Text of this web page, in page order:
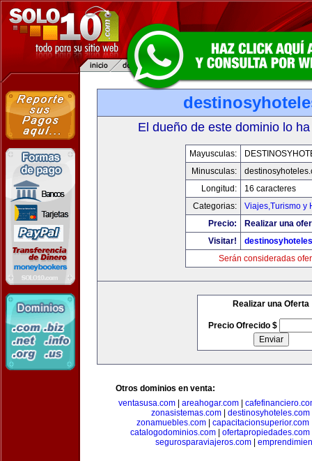
El dueño de este dominio lo
Mayusculas:
Minusculas:
Longitud:
16 caracteres
Categorias:
Viajes,Turismo y
Precio:
Realizar una
Visitar!
Serán consideradas
Realizar una Oferta
Precio Ofrecido $
Otros dominios en venta:
ventasusa.com
areahogar.com
zonasistemas.com| destinosyhoteles.com
zonamuebles.com| capacitacionsuperior.com
catalogodominios.com| ofertapropiedades.com
segurosparaviajeros.com